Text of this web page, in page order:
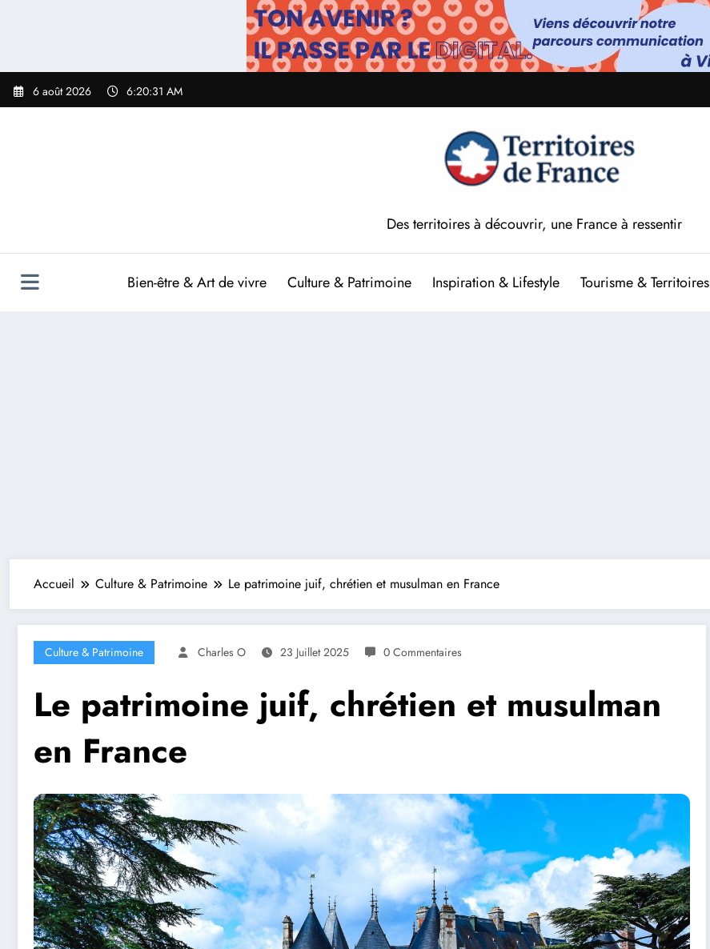
6 août 2026 6:20:32 AM
Des territoires à découvrir, une France à ressentir
Bien-être & Art de vivre Culture & Patrimoine Inspiration & Lifestyle Tourisme & Territoires
Accueil Culture & Patrimoine Le patrimoine juif, chrétien et musulman en France
Culture & Patrimoine Charles O 23 Juillet 2025 0 Commentaires
Le patrimoine juif, chrétien et musulman
en France